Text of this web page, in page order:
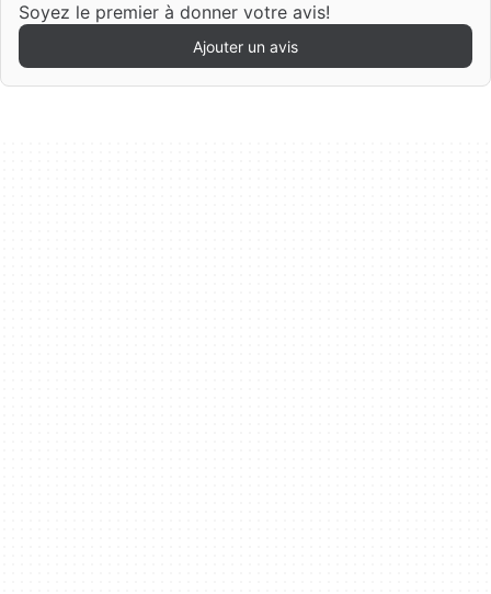
Soyez le premier à donner votre avis!
Ajouter un avis